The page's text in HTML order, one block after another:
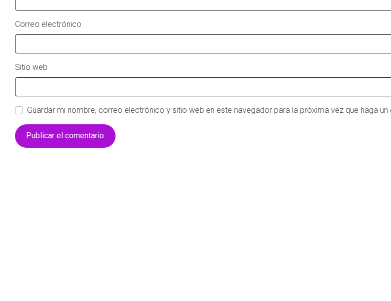
Correo electrónico
Sitio web
Guardar mi nombre, correo electrónico y sitio web en este navegador para la próxima vez que haga